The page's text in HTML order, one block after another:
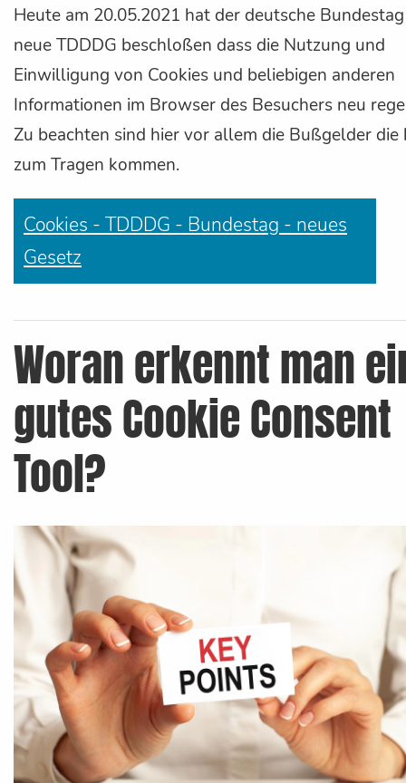
Heute am 20.05.2021 hat der deutsche
neue TDDDG beschloßen dass die Nutzung und
Einwilligung von Cookies und beliebigen anderen
Informationen im Browser des Besuchers neu
Zu beachten sind hier vor allem die Bußgelder die
zum Tragen kommen.
Cookies - TDDDG - Bundestag - neues
Gesetz
Woran erkennt man
gutes Cookie Consent
Tool?